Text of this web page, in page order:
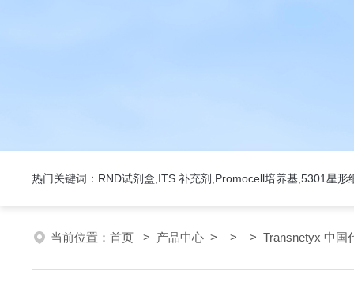
热门关键词：RND试剂盒,ITS 补充剂,Promocell培养基,5301星形
当前位置： 首页 > 产品中心 > > > Transnetyx 中国